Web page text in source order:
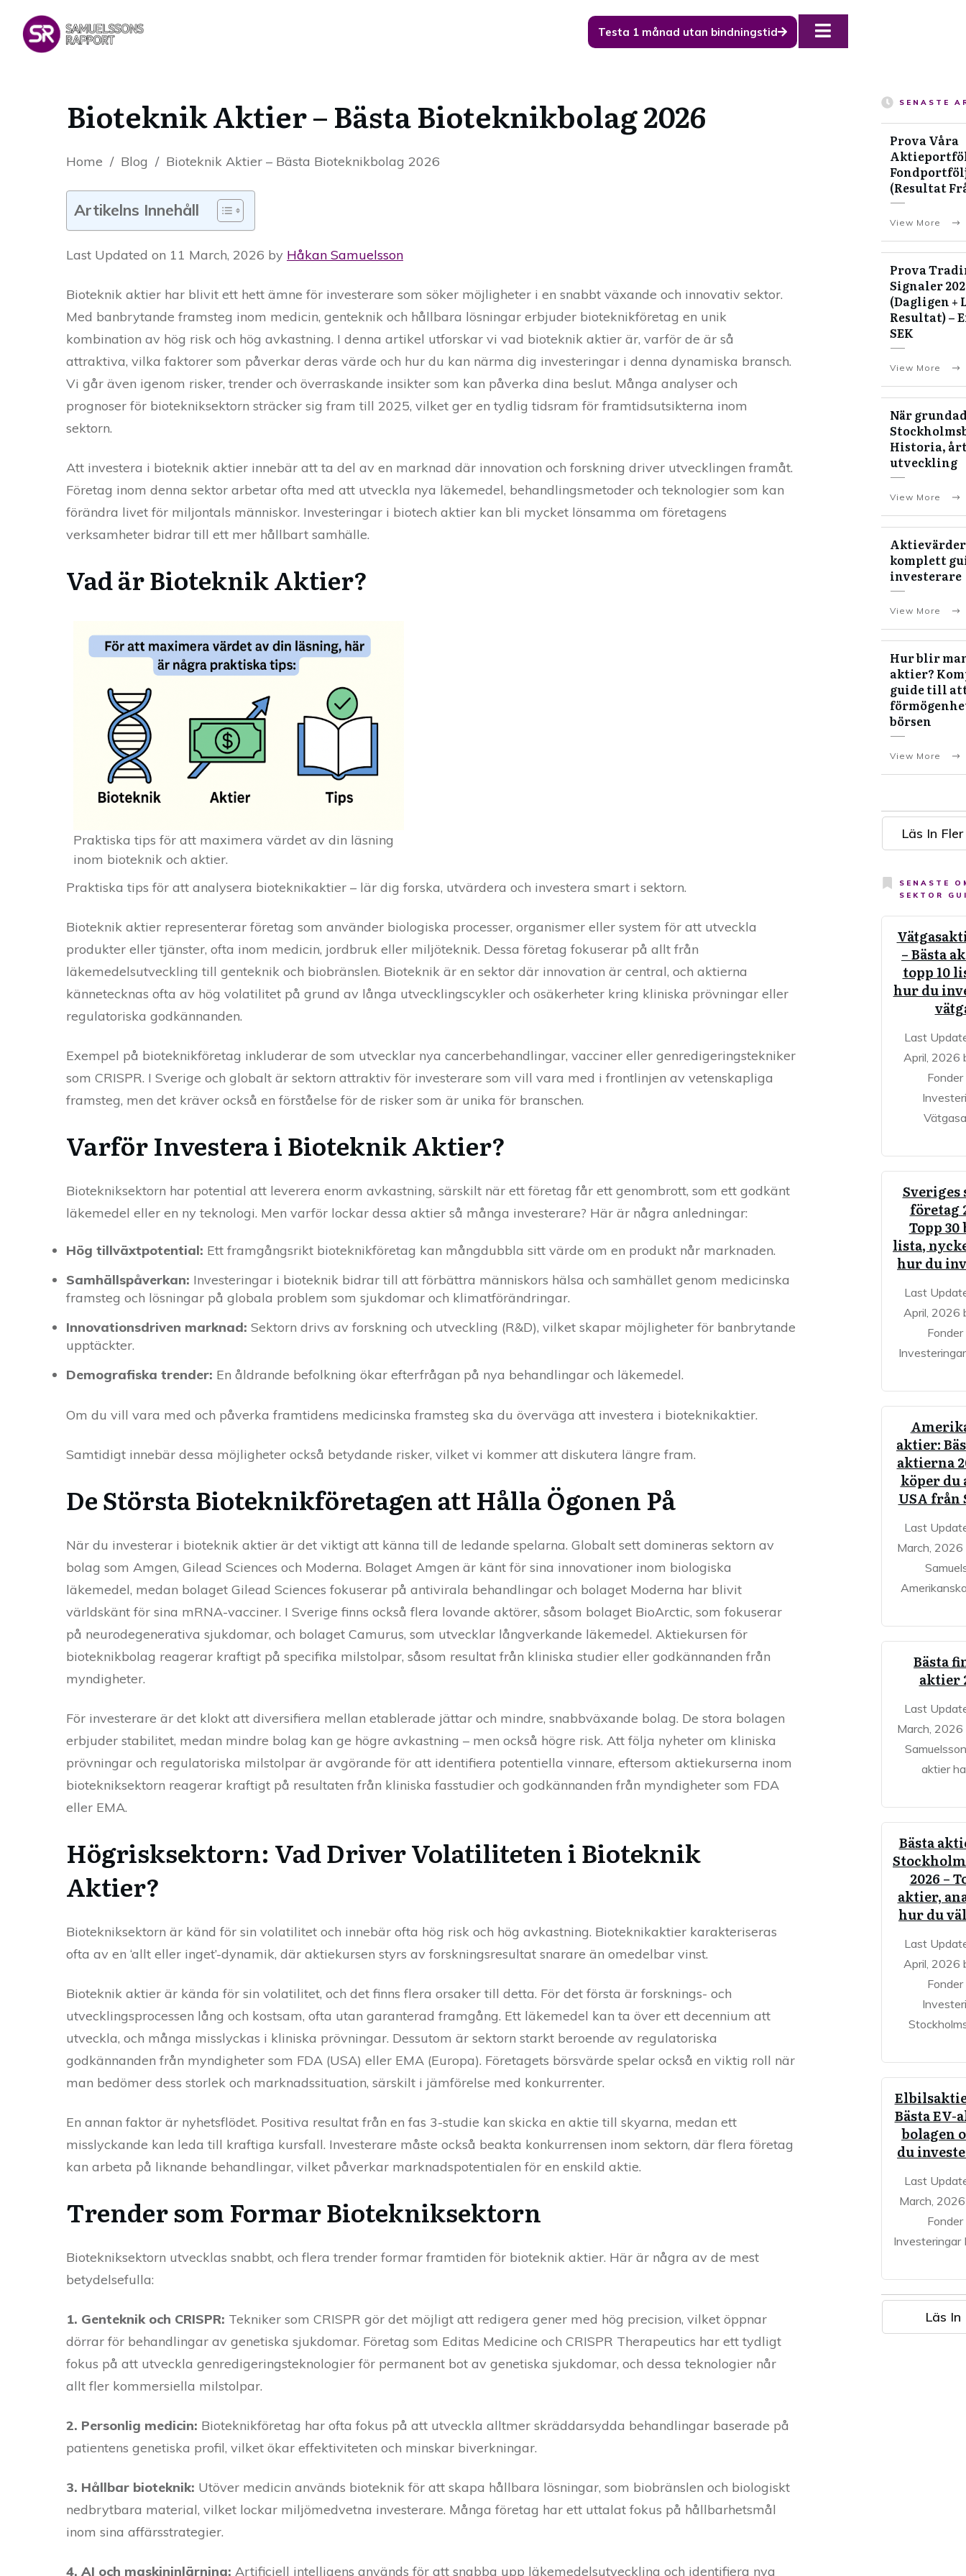
Testa 1 månad utan bindningstid
Bioteknik Aktier – Bästa Bioteknikbolag 2026
Home / Blog / Bioteknik Aktier – Bästa Bioteknikbolag 2026
Artikelns Innehåll
Last Updated on 11 March, 2026 by Håkan Samuelsson
Bioteknik aktier har blivit ett hett ämne för investerare som söker möjligheter i en snabbt växande och innovativ sektor.
Med banbrytande framsteg inom medicin, genteknik och hållbara lösningar erbjuder bioteknikföretag en unik
kombination av hög risk och hög avkastning. I denna artikel utforskar vi vad bioteknik aktier är, varför de är så
attraktiva, vilka faktorer som påverkar deras värde och hur du kan närma dig investeringar i denna dynamiska bransch.
Vi går även igenom risker, trender och överraskande insikter som kan påverka dina beslut. Många analyser och
prognoser för biotekniksektorn sträcker sig fram till 2025, vilket ger en tydlig tidsram för framtidsutsikterna inom
sektorn.
Att investera i bioteknik aktier innebär att ta del av en marknad där innovation och forskning driver utvecklingen framåt.
Företag inom denna sektor arbetar ofta med att utveckla nya läkemedel, behandlingsmetoder och teknologier som kan
förändra livet för miljontals människor. Investeringar i biotech aktier kan bli mycket lönsamma om företagens
verksamheter bidrar till ett mer hållbart samhälle.
Vad är Bioteknik Aktier?
Praktiska tips för att maximera värdet av din läsning
inom bioteknik och aktier.
Praktiska tips för att analysera bioteknikaktier – lär dig forska, utvärdera och investera smart i sektorn.
Bioteknik aktier representerar företag som använder biologiska processer, organismer eller system för att utveckla
produkter eller tjänster, ofta inom medicin, jordbruk eller miljöteknik. Dessa företag fokuserar på allt från
läkemedelsutveckling till genteknik och biobränslen. Bioteknik är en sektor där innovation är central, och aktierna
kännetecknas ofta av hög volatilitet på grund av långa utvecklingscykler och osäkerheter kring kliniska prövningar eller
regulatoriska godkännanden.
Exempel på bioteknikföretag inkluderar de som utvecklar nya cancerbehandlingar, vacciner eller genredigeringstekniker
som CRISPR. I Sverige och globalt är sektorn attraktiv för investerare som vill vara med i frontlinjen av vetenskapliga
framsteg, men det kräver också en förståelse för de risker som är unika för branschen.
Varför Investera i Bioteknik Aktier?
Biotekniksektorn har potential att leverera enorm avkastning, särskilt när ett företag får ett genombrott, som ett godkänt
läkemedel eller en ny teknologi. Men varför lockar dessa aktier så många investerare? Här är några anledningar:
Hög tillväxtpotential: Ett framgångsrikt bioteknikföretag kan mångdubbla sitt värde om en produkt når marknaden.
Samhällspåverkan: Investeringar i bioteknik bidrar till att förbättra människors hälsa och samhället genom medicinska
framsteg och lösningar på globala problem som sjukdomar och klimatförändringar.
Innovationsdriven marknad: Sektorn drivs av forskning och utveckling (R&D), vilket skapar möjligheter för banbrytande
upptäckter.
Demografiska trender: En åldrande befolkning ökar efterfrågan på nya behandlingar och läkemedel.
Om du vill vara med och påverka framtidens medicinska framsteg ska du överväga att investera i bioteknikaktier.
Samtidigt innebär dessa möjligheter också betydande risker, vilket vi kommer att diskutera längre fram.
De Största Bioteknikföretagen att Hålla Ögonen På
När du investerar i bioteknik aktier är det viktigt att känna till de ledande spelarna. Globalt sett domineras sektorn av
bolag som Amgen, Gilead Sciences och Moderna. Bolaget Amgen är känt för sina innovationer inom biologiska
läkemedel, medan bolaget Gilead Sciences fokuserar på antivirala behandlingar och bolaget Moderna har blivit
världskänt för sina mRNA-vacciner. I Sverige finns också flera lovande aktörer, såsom bolaget BioArctic, som fokuserar
på neurodegenerativa sjukdomar, och bolaget Camurus, som utvecklar långverkande läkemedel. Aktiekursen för
bioteknikbolag reagerar kraftigt på specifika milstolpar, såsom resultat från kliniska studier eller godkännanden från
myndigheter.
För investerare är det klokt att diversifiera mellan etablerade jättar och mindre, snabbväxande bolag. De stora bolagen
erbjuder stabilitet, medan mindre bolag kan ge högre avkastning – men också högre risk. Att följa nyheter om kliniska
prövningar och regulatoriska milstolpar är avgörande för att identifiera potentiella vinnare, eftersom aktiekurserna inom
biotekniksektorn reagerar kraftigt på resultaten från kliniska fasstudier och godkännanden från myndigheter som FDA
eller EMA.
Högrisksektorn: Vad Driver Volatiliteten i Bioteknik
Aktier?
Biotekniksektorn är känd för sin volatilitet och innebär ofta hög risk och hög avkastning. Bioteknikaktier karakteriseras
ofta av en ‘allt eller inget’-dynamik, där aktiekursen styrs av forskningsresultat snarare än omedelbar vinst.
Bioteknik aktier är kända för sin volatilitet, och det finns flera orsaker till detta. För det första är forsknings- och
utvecklingsprocessen lång och kostsam, ofta utan garanterad framgång. Ett läkemedel kan ta över ett decennium att
utveckla, och många misslyckas i kliniska prövningar. Dessutom är sektorn starkt beroende av regulatoriska
godkännanden från myndigheter som FDA (USA) eller EMA (Europa). Företagets börsvärde spelar också en viktig roll när
man bedömer dess storlek och marknadssituation, särskilt i jämförelse med konkurrenter.
En annan faktor är nyhetsflödet. Positiva resultat från en fas 3-studie kan skicka en aktie till skyarna, medan ett
misslyckande kan leda till kraftiga kursfall. Investerare måste också beakta konkurrensen inom sektorn, där flera företag
kan arbeta på liknande behandlingar, vilket påverkar marknadspotentialen för en enskild aktie.
Trender som Formar Biotekniksektorn
Biotekniksektorn utvecklas snabbt, och flera trender formar framtiden för bioteknik aktier. Här är några av de mest
betydelsefulla:
1. Genteknik och CRISPR: Tekniker som CRISPR gör det möjligt att redigera gener med hög precision, vilket öppnar
dörrar för behandlingar av genetiska sjukdomar. Företag som Editas Medicine och CRISPR Therapeutics har ett tydligt
fokus på att utveckla genredigeringsteknologier för permanent bot av genetiska sjukdomar, och dessa teknologier når
allt fler kommersiella milstolpar.
2. Personlig medicin: Bioteknikföretag har ofta fokus på att utveckla alltmer skräddarsydda behandlingar baserade på
patientens genetiska profil, vilket ökar effektiviteten och minskar biverkningar.
3. Hållbar bioteknik: Utöver medicin används bioteknik för att skapa hållbara lösningar, som biobränslen och biologiskt
nedbrytbara material, vilket lockar miljömedvetna investerare. Många företag har ett uttalat fokus på hållbarhetsmål
inom sina affärsstrategier.
4. AI och maskininlärning: Artificiell intelligens används för att snabba upp läkemedelsutveckling och identifiera nya
SENASTE
Prova Våra
(Resultat
View More
Prova
Signaler
(Dagligen +
Resultat) –
SEK
View More
När
Historia,
utveckling
View More
komplett
investerare
View More
Hur blir
aktier?
guide till
börsen
View More
Läs In
SENASTE
SEKTOR
– Bästa
topp 10
hur du
Last
April, 2026
Sveriges
företag
Topp 30
lista,
hur du
Last
April, 2026
aktier:
aktierna
köper
USA från
Last
March,
Bästa
aktier
Last
March,
aktier
Bästa
2026 –
aktier,
hur du
Last
April, 2026
Bästa EV-
bolagen
du
Last
March,
Investeringar
Läs In